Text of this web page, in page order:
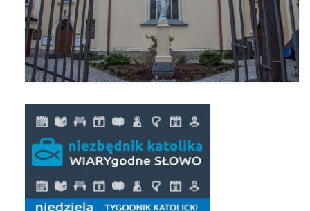
Pierwsza Komunia Święta – Grupa 2
Pierwsza Komunia Święta – Grupa 3
Boże Ciało
Galerie 2020
Wizytacja Kanoniczna 21.06.2020
Boże Ciało 2020